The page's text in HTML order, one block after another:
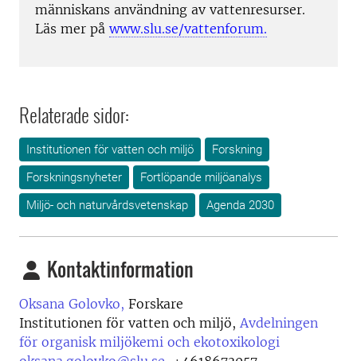
människans användning av vattenresurser.
Läs mer på www.slu.se/vattenforum.
Relaterade sidor:
Institutionen för vatten och miljö
Forskning
Forskningsnyheter
Fortlöpande miljöanalys
Miljö- och naturvårdsvetenskap
Agenda 2030
Kontaktinformation
Oksana Golovko, Forskare
Institutionen för vatten och miljö, Avdelningen
för organisk miljökemi och ekotoxikologi